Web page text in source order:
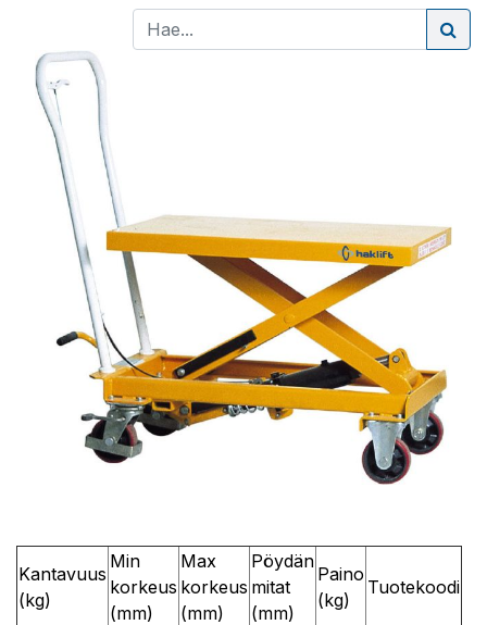
Kantavuus
(kg)
Min
korkeus
(mm)
Max
korkeus
(mm)
Pöydän
mitat
(mm)
Paino
(kg)
Tuotekoodi